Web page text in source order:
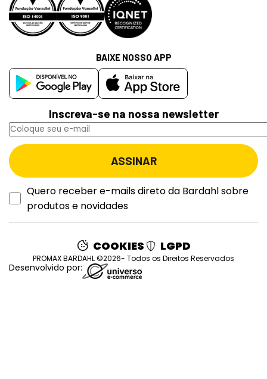
Inscreva-se na nossa newsletter
Quero receber e-mails direto da Bardahl sobre
produtos e novidades
BAIXE NOSSO APP
COOKIES LGPD
PROMAX BARDAHL ©2026- Todos os Direitos Reservados
Desenvolvido por: